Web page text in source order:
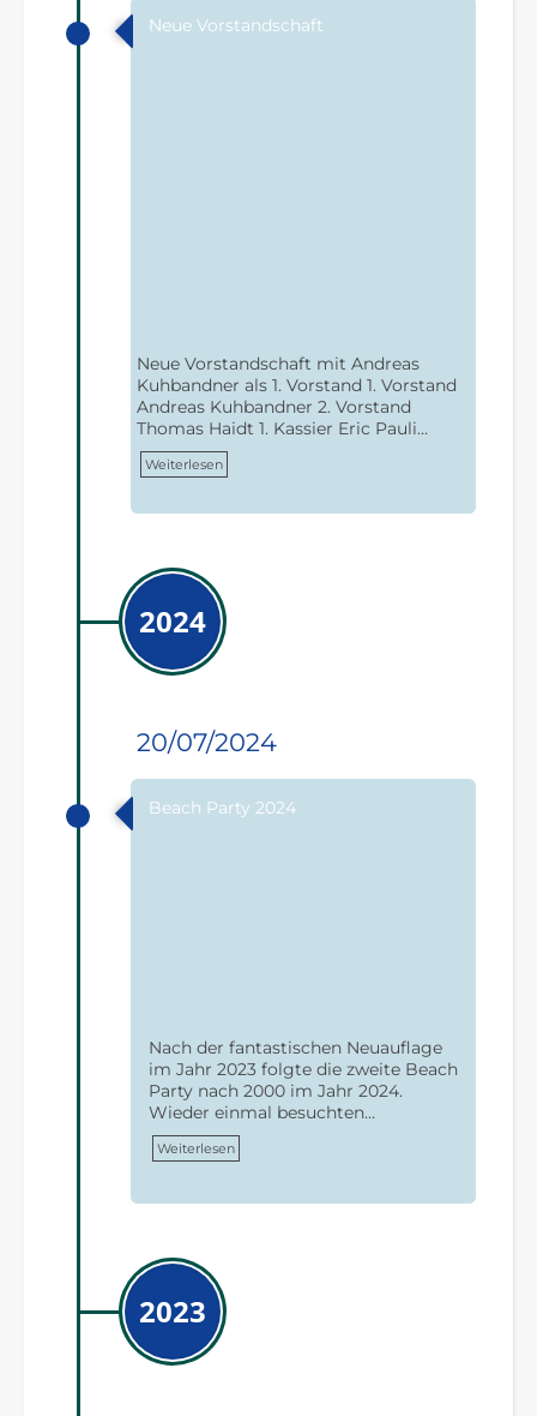
Neue Vorstandschaft
Neue Vorstandschaft mit Andreas
Kuhbandner als 1. Vorstand 1. Vorstand
Andreas Kuhbandner 2. Vorstand
Thomas Haidt 1. Kassier Eric Pauli…
Weiterlesen
2024
20/07/2024
Beach Party 2024
Nach der fantastischen Neuauflage
im Jahr 2023 folgte die zweite Beach
Party nach 2000 im Jahr 2024.
Wieder einmal besuchten…
Weiterlesen
2023